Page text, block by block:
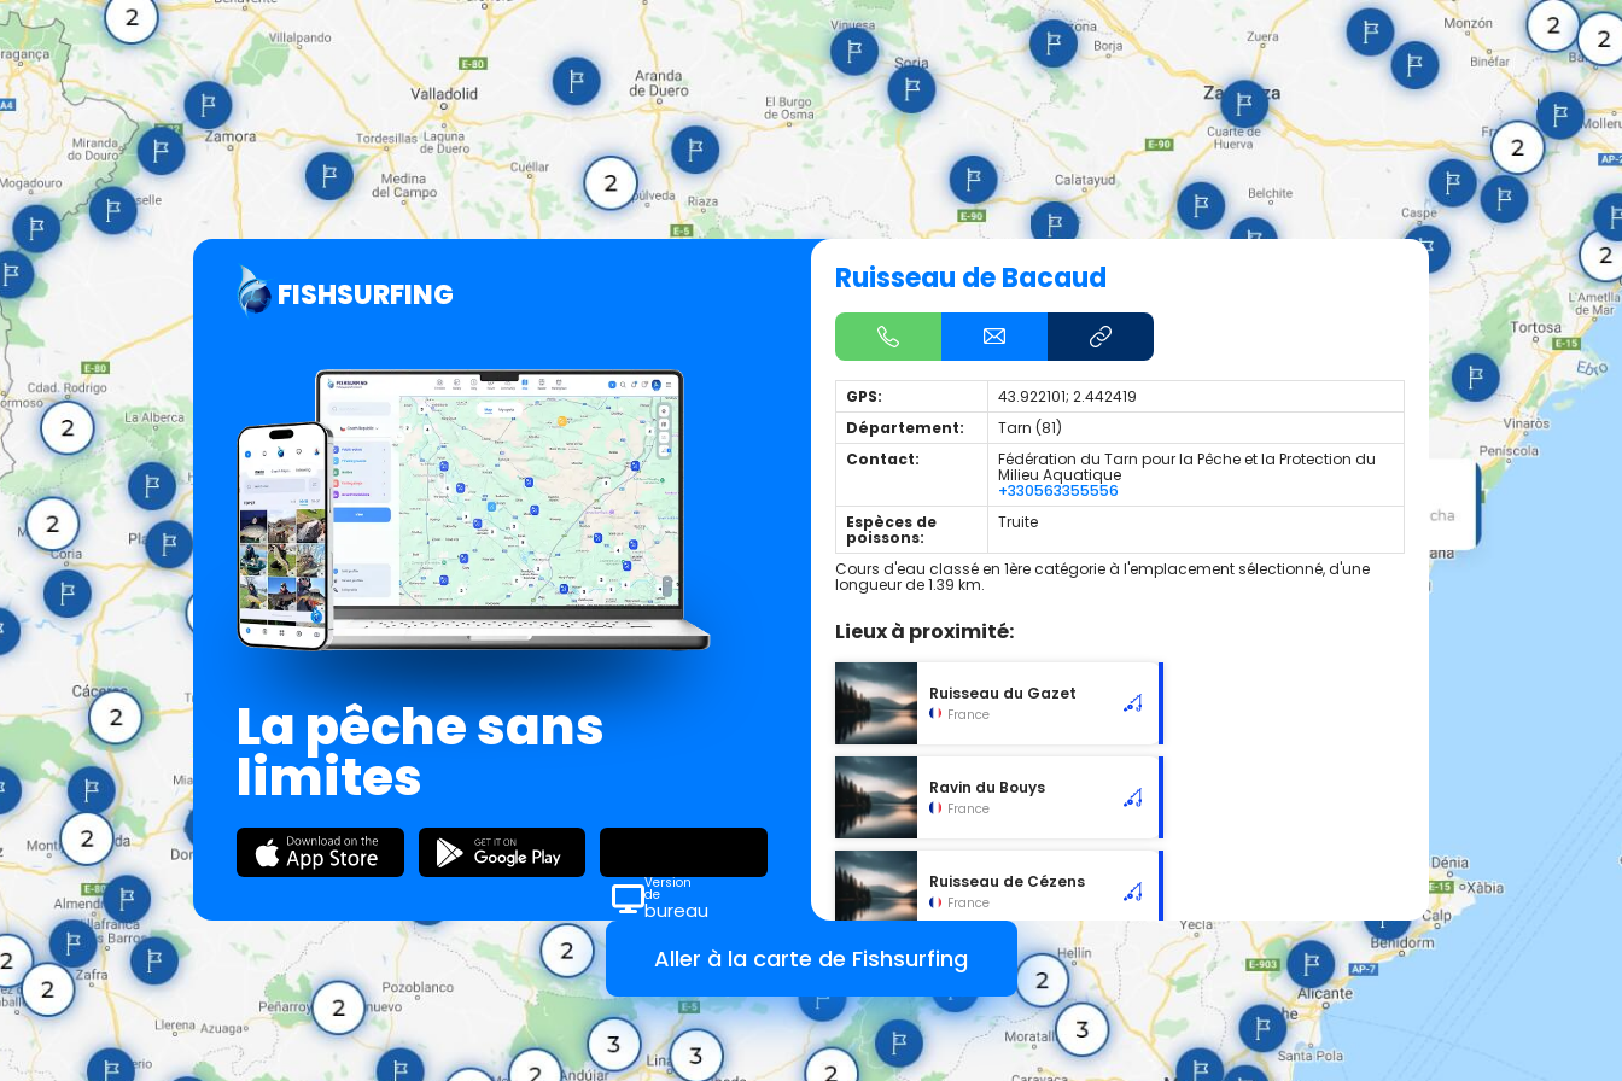
FISHSURFING
La pêche sans
limites
Version
de
bureau
Ruisseau de Bacaud
GPS:
43.922101; 2.442419
Département:
Tarn (81)
Contact:
Fédération du Tarn pour la Pêche et la Protection du
Milieu Aquatique
+330563355556
Espèces de
poissons:
Truite
Cours d'eau classé en 1ère catégorie à l'emplacement sélectionné, d'une
longueur de 1.39 km.
Lieux à proximité:
Ruisseau du Gazet
France
Ravin du Bouys
France
Ruisseau de Cézens
France
Aller à la carte de Fishsurfing